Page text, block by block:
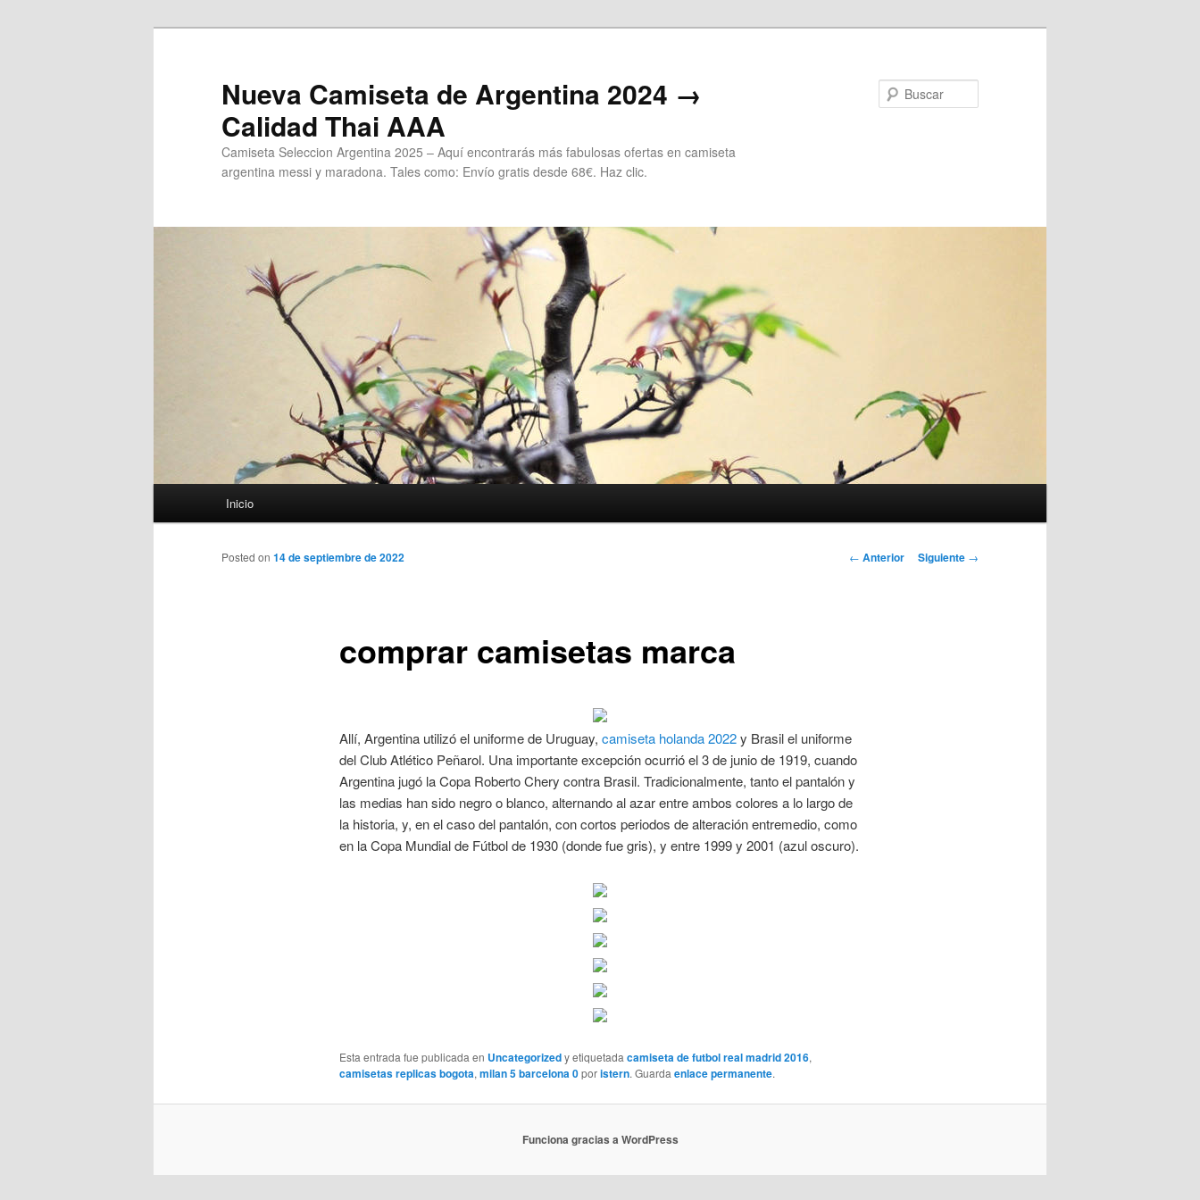
Nueva Camiseta de Argentina 2024 →
Calidad Thai AAA
Camiseta Seleccion Argentina 2025 – Aquí encontrarás más fabulosas ofertas en camiseta
argentina messi y maradona. Tales como: Envío gratis desde 68€. Haz clic.
Inicio
Navegación
← Anterior Siguiente →
comprar camisetas marca
Posted on 14 de septiembre de 2022
Allí, Argentina utilizó el uniforme de Uruguay, camiseta holanda 2022y Brasil el uniforme
del Club Atlético Peñarol. Una importante excepción ocurrió el 3 de junio de 1919, cuando
Argentina jugó la Copa Roberto Chery contra Brasil. Tradicionalmente, tanto el pantalón y
las medias han sido negro o blanco, alternando al azar entre ambos colores a lo largo de
la historia, y, en el caso del pantalón, con cortos periodos de alteración entremedio, como
en la Copa Mundial de Fútbol de 1930 (donde fue gris), y entre 1999 y 2001 (azul oscuro).
Esta entrada fue publicada en Uncategorizedy etiquetadacamiseta de futbol real madrid 2016,
camisetas replicas bogota,milan 5 barcelona 0poristern. Guardaenlace permanente.
Funciona gracias a WordPress